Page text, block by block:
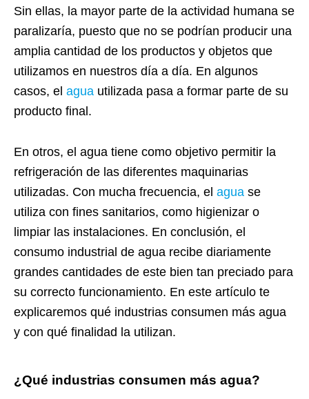
Sin ellas, la mayor parte de la actividad humana se
paralizaría, puesto que no se podrían producir una
amplia cantidad de los productos y objetos que
utilizamos en nuestros día a día. En algunos
casos, el agua utilizada pasa a formar parte de su
producto final.
En otros, el agua tiene como objetivo permitir la
refrigeración de las diferentes maquinarias
utilizadas. Con mucha frecuencia, el agua se
utiliza con fines sanitarios, como higienizar o
limpiar las instalaciones. En conclusión, el
consumo industrial de agua recibe diariamente
grandes cantidades de este bien tan preciado para
su correcto funcionamiento. En este artículo te
explicaremos qué industrias consumen más agua
y con qué finalidad la utilizan.
¿Qué industrias consumen más agua?